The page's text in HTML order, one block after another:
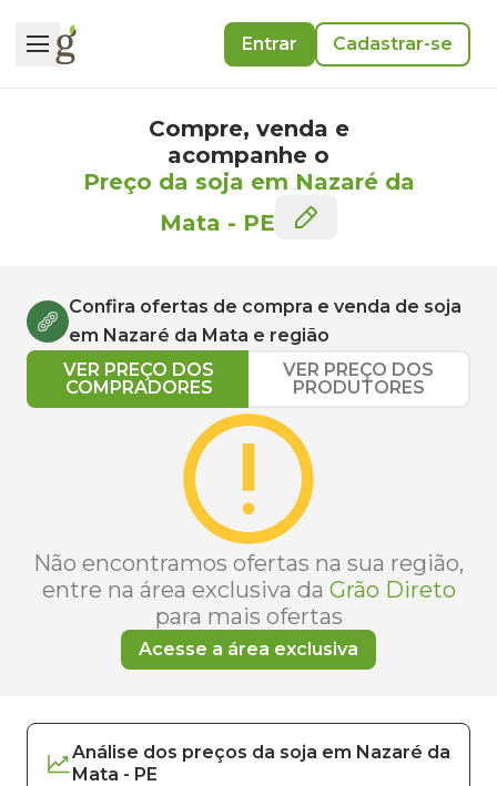
Entrar Cadastrar-se
Compre, venda e
acompanhe o
Preço da soja em Nazaré da
Mata - PE
Confira ofertas de compra e venda de soja
em Nazaré da Mata e região
VER PREÇO DOS
COMPRADORES
VER PREÇO DOS
PRODUTORES
Não encontramos ofertas na sua região,
entre na área exclusiva da Grão Direto
para mais ofertas
Acesse a área exclusiva
Análise dos preços da soja em Nazaré da
Mata - PE